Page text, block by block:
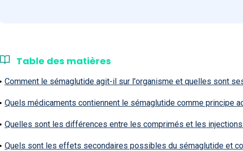
Table des matières
Comment le sémaglutide agit-il sur l'organisme et quelles sont
Quels médicaments contiennent le sémaglutide comme principe
Quelles sont les différences entre les comprimés et les
Quels sont les effets secondaires possibles du sémaglutide et